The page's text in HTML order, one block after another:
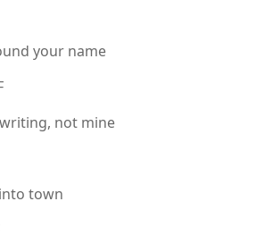
your name
not mine
town